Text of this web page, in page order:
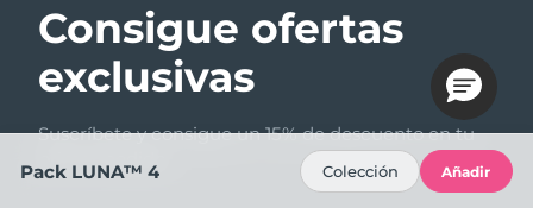
Consigue ofertas
exclusivas
Suscríbete y consigue un 15% de descuento en tu
primer pedido.
Pack LUNA™ 4 Colección Añadir